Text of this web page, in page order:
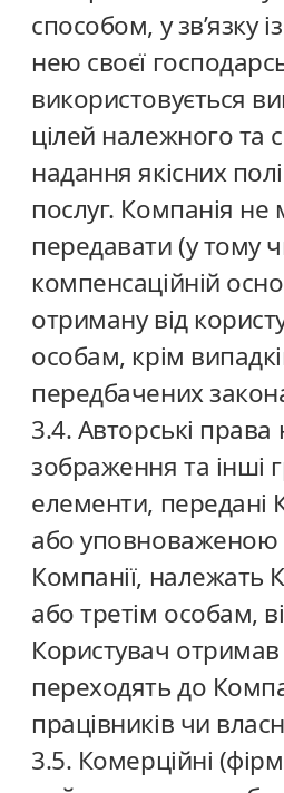
способом, у зв’язку
нею своєї
використовується
цілей належного та
надання якісних
послуг. Компанія не
передавати (у тому
компенсаційній
отриману від
особам, крім
передбачених
3.4. Авторські
зображення та інші
елементи, передані
або
Компанії, належать
або третім особам,
Користувач отримав
переходять до
працівників чи
3.5. Комерційні